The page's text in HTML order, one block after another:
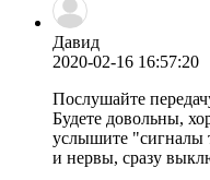
Давид
2020-02-16 16:57:20
Послушайте
Будете довольны,
услышите "сигналы
и нервы, сразу